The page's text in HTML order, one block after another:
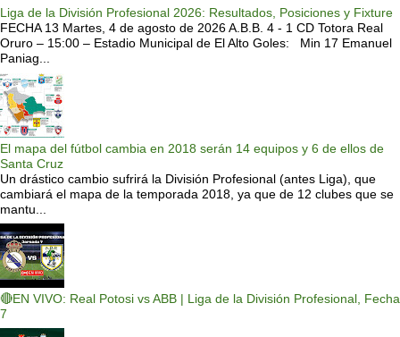
Liga de la División Profesional 2026: Resultados, Posiciones y Fixture
FECHA 13 Martes, 4 de agosto de 2026 A.B.B. 4 - 1 CD Totora Real
Oruro – 15:00 – Estadio Municipal de El Alto Goles: Min 17 Emanuel
Paniag...
El mapa del fútbol cambia en 2018 serán 14 equipos y 6 de ellos de
Santa Cruz
Un drástico cambio sufrirá la División Profesional (antes Liga), que
cambiará el mapa de la temporada 2018, ya que de 12 clubes que se
mantu...
🔴EN VIVO: Real Potosi vs ABB | Liga de la División Profesional, Fecha
7